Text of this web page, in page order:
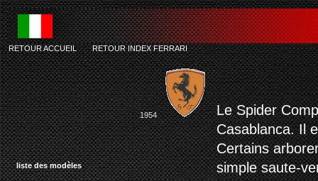
liste des modèles
RETOUR ACCUEIL-RETOUR INDEX FERRARI
1954
Le Spider
Casablanca. Il
Certains
simple saute-